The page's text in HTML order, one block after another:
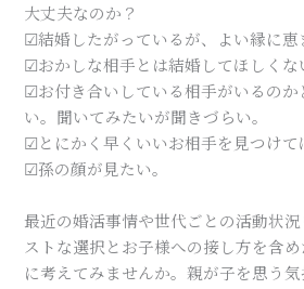
大丈夫なのか？
☑結婚したがっているが、よい縁に恵
☑おかしな相手とは結婚してほしくな
☑お付き合いしている相手がいるのか
い。聞いてみたいが聞きづらい。
☑とにかく早くいいお相手を見つけて
☑孫の顔が見たい。
最近の婚活事情や世代ごとの活動状
ストな選択とお子様への接し方を含
に考えてみませんか。親が子を思う